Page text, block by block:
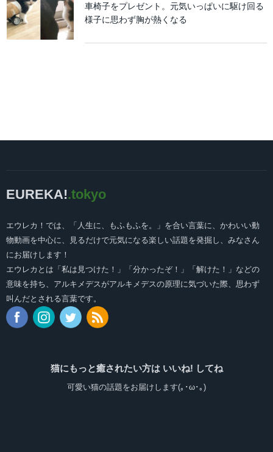
車椅子をプレゼント。元気いっぱいに駆け回る
様子に思わず胸が熱くなる
EUREKA!.tokyo
エウレカ！では、「人生に、もふもふを。」を合い言葉に、かわいい動
物動画を中心に、見るだけで元気になる楽しい話題を発掘し、みなさん
にお届けします！
エウレカとは「私は見つけた！」「分かったぞ！」「解けた！」などの
意味を持ち、アルキメデスがアルキメデスの原理に気づいた際、思わず
叫んだとされる言葉です。
猫にもっと癒されたい方は いいね! してね
可愛い猫の話題をお届けします(｡･ω･｡)